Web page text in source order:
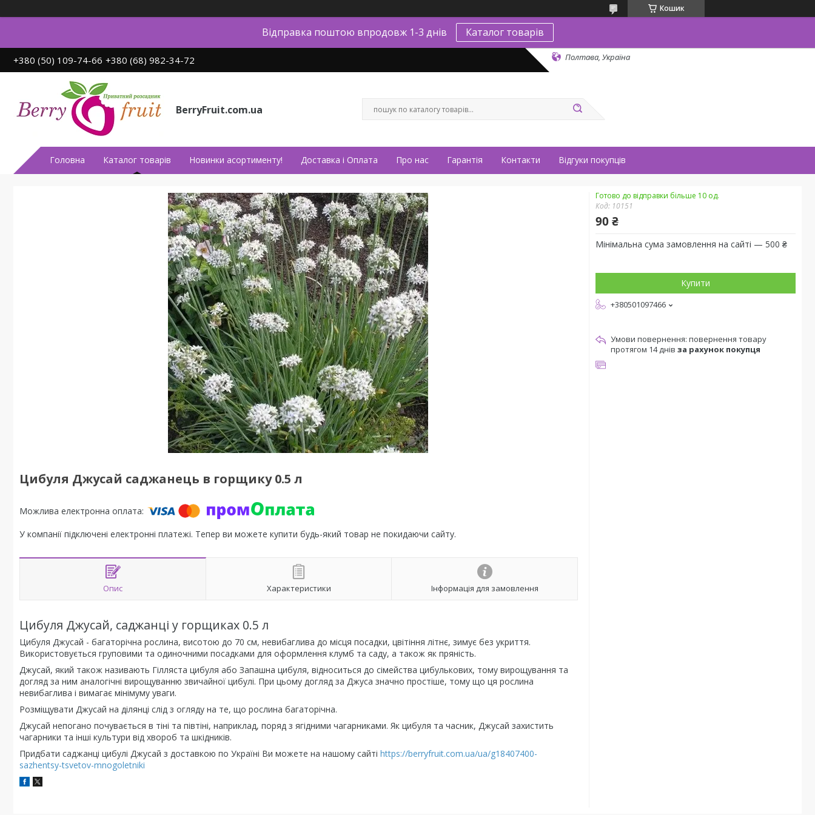
Кошик
Відправка поштою впродовж 1-3 днів Каталог товарів
+380 (50) 109-74-66 +380 (68) 982-34-72 Полтава, Україна
BerryFruit.com.ua
Головна Каталог товарів Новинки асортименту! Доставка і Оплата Про нас Гарантія Контакти Відгуки покупців
Цибуля Джусай саджанець в горщику 0.5 л
У компанії підключені електронні платежі. Тепер ви можете купити будь-який товар не покидаючи сайту.
Опис Характеристики Інформація для замовлення
Цибуля Джусай, саджанці у горщиках 0.5 л
Цибуля Джусай - багаторічна рослина, висотою до 70 см, невибаглива до місця посадки, цвітіння літнє, зимує без укриття.
Використовується груповими та одиночними посадками для оформлення клумб та саду, а також як пряність.
Джусай, який також називають Гілляста цибуля або Запашна цибуля, відноситься до сімейства цибулькових, тому вирощування та
догляд за ним аналогічні вирощуванню звичайної цибулі. При цьому догляд за Джуса значно простіше, тому що ця рослина
невибаглива і вимагає мінімуму уваги.
Розміщувати Джусай на ділянці слід з огляду на те, що рослина багаторічна.
Джусай непогано почувається в тіні та півтіні, наприклад, поряд з ягідними чагарниками. Як цибуля та часник, Джусай захистить
чагарники та інші культури від хвороб та шкідників.
Придбати саджанці цибулі Джусай з доставкою по Україні Ви можете на нашому сайті https://berryfruit.com.ua/ua/g18407400-
sazhentsy-tsvetov-mnogoletniki
Готово до відправки більше 10 од.
Код: 10151
90 ₴
Мінімальна сума замовлення на сайті — 500 ₴
Купити
+380501097466
повернення товару
протягом 14 днів за рахунок покупця